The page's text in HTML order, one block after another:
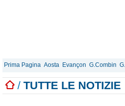
Prima Pagina Aosta Evançon G.Combin
/ TUTTE LE NOTIZIE